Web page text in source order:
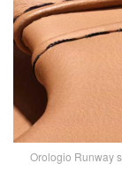
Orologio Runway